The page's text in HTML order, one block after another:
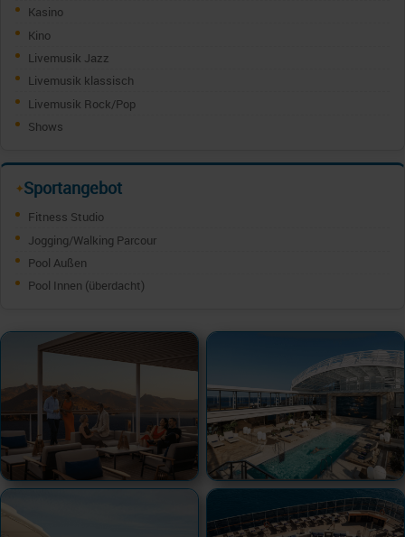
Kasino
Kino
Livemusik Jazz
Livemusik klassisch
Livemusik Rock/Pop
Shows
✦Sportangebot
Fitness Studio
Jogging/Walking Parcour
Pool Außen
Pool Innen (überdacht)